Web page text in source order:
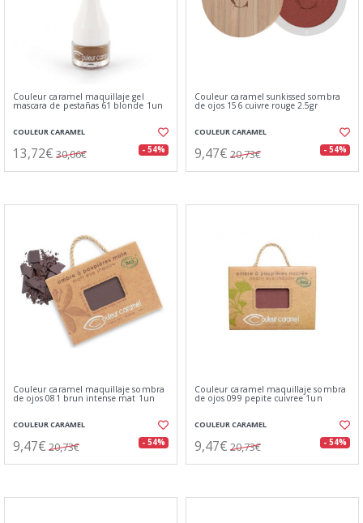
Couleur caramel maquillaje gel
mascara de pestañas 61 blonde 1un
COULEUR CARAMEL
13,72€ 30,06€ - 54%
Couleur caramel sunkissed sombra
de ojos 156 cuivre rouge 2.5gr
COULEUR CARAMEL
9,47€ 20,73€ - 54%
Couleur caramel maquillaje sombra
de ojos 081 brun intense mat 1un
COULEUR CARAMEL
9,47€ 20,73€ - 54%
Couleur caramel maquillaje sombra
de ojos 099 pepite cuivree 1un
COULEUR CARAMEL
9,47€ 20,73€ - 54%